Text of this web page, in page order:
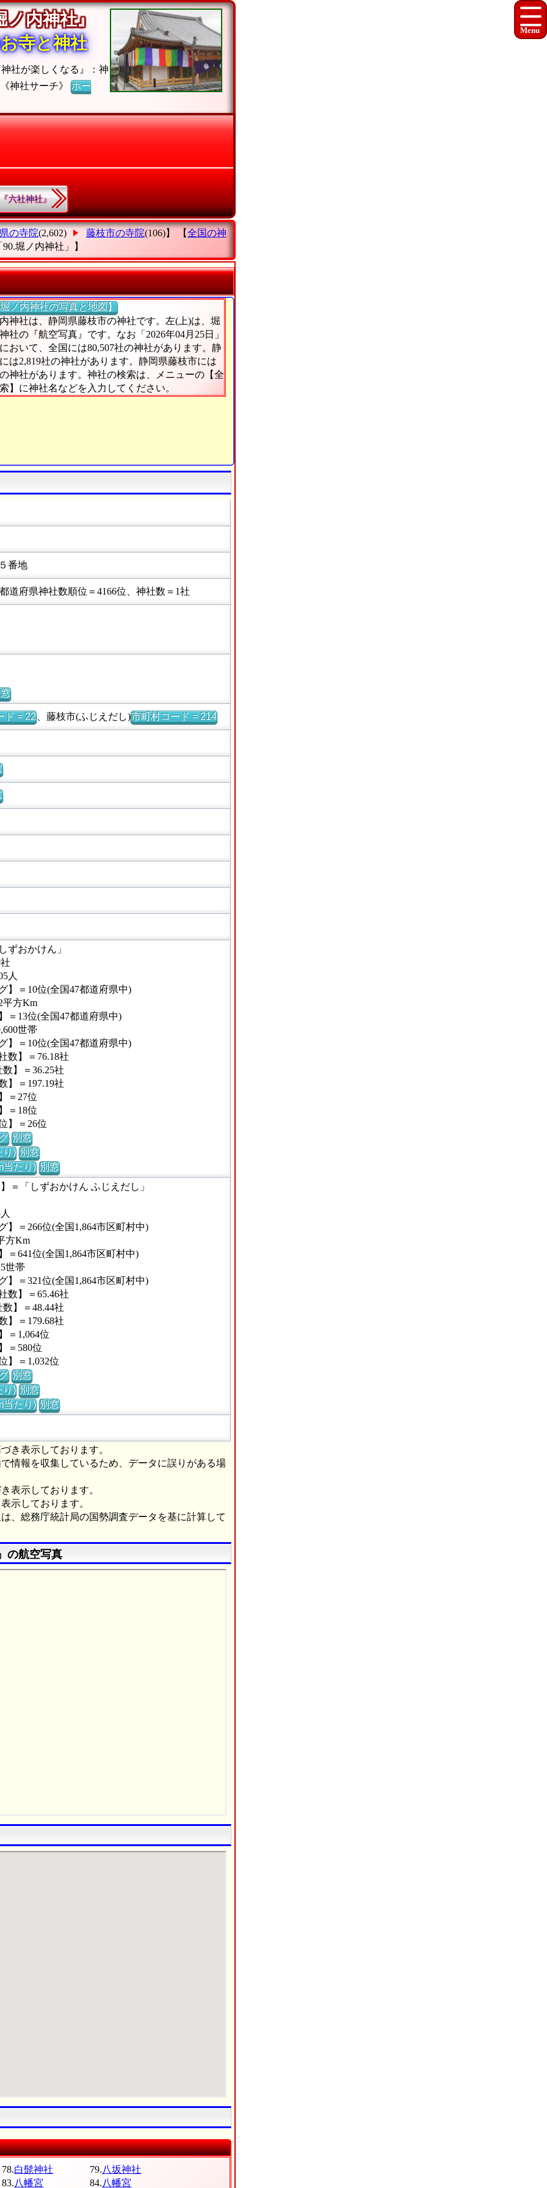
内神社』
寺と神社
社が楽しくなる』：神
神社サーチ》ホー
六社神社』
の寺院(2,602) 藤枝市の寺院(106)】 【全国の神
90.堀ノ内神社」
】
ノ内神社の写真と地図】
神社は、静岡県藤枝市の神社です。左(上)は、堀
社の『航空写真』です。なお「2026年04月25日」
おいて、全国には80,507社の神社があります。静
は2,819社の神社があります。静岡県藤枝市には
神社があります。神社の検索は、メニューの【全
】に神社名などを入力してください。
番地
府県神社数順位＝4166位、神社数＝1社
ド = 22、藤枝市(ふじえだし)市町村コード = 214
ずおかけん」
人
】＝10位(全国47都道府県中)
平方Km
＝13位(全国47都道府県中)
世帯
】＝10位(全国47都道府県中)
数】＝76.18社
】＝36.25社
】＝197.19社
＝27位
＝18位
】＝26位
別窓
り) 別窓
当たり) 別窓
＝「しずおかけん ふじえだし」
】＝266位(全国1,864市区町村中)
方Km
＝641位(全国1,864市区町村中)
世帯
】＝321位(全国1,864市区町村中)
数】＝65.46社
】＝48.44社
】＝179.68社
＝1,064位
＝580位
】＝1,032位
別窓
り) 別窓
当たり) 別窓
き表示しております。
情報を収集しているため、データに誤りがある場
表示しております。
示しております。
、総務庁統計局の国勢調査データを基に計算して
の航空写真
78.白髭神社 79.八坂神社
83.八幡宮 84.八幡宮